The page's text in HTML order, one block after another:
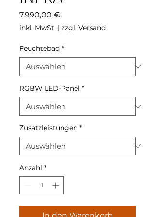
7.990,00 €
inkl. MwSt. | zzgl. Versand
Feuchtebad *
RGBW LED-Panel *
Zusatzleistungen *
Anzahl *